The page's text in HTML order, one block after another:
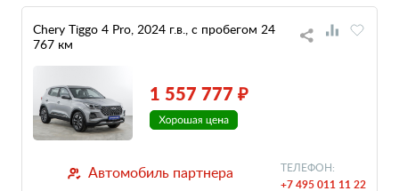
Chery Tiggo 4 Pro, 2024 г.в., с пробегом 24
767 км
1 557 777 ₽
Автомобиль партнера ТЕЛЕФОН:
+7 495 011 11 22